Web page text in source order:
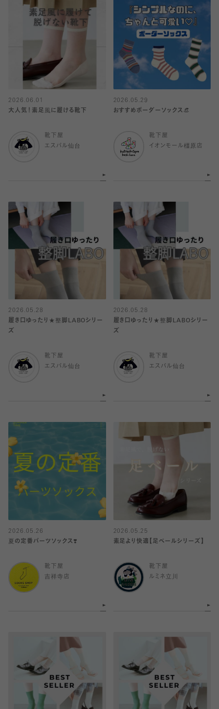
2026.06.01
大人気！素足風に履ける靴下
靴下屋
エスパル仙台
2026.05.29
おすすめボーダーソックス👒
靴下屋
イオンモール橿原店
2026.05.28
履き口ゆったり★整脚LABOシリー
ズ
靴下屋
エスパル仙台
2026.05.28
履き口ゆったり★整脚LABOシリー
ズ
靴下屋
エスパル仙台
2026.05.26
夏の定番パーツソックス❣️
靴下屋
吉祥寺店
2026.05.25
素足より快適【足ベールシリーズ】
靴下屋
ルミネ立川